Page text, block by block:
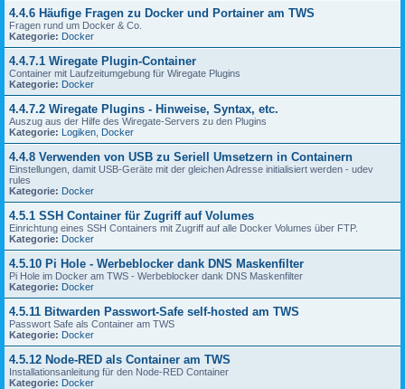
4.4.6 Häufige Fragen zu Docker und Portainer am TWS
Fragen rund um Docker & Co.
Kategorie: Docker
4.4.7.1 Wiregate Plugin-Container
Container mit Laufzeitumgebung für Wiregate Plugins
Kategorie: Docker
4.4.7.2 Wiregate Plugins - Hinweise, Syntax, etc.
Auszug aus der Hilfe des Wiregate-Servers zu den Plugins
Kategorie: Logiken Docker
4.4.8 Verwenden von USB zu Seriell Umsetzern in Containern
Einstellungen, damit USB-Geräte mit der gleichen Adresse initialisiert werden - udev
rules
Kategorie: Docker
4.5.1 SSH Container für Zugriff auf Volumes
Einrichtung eines SSH Containers mit Zugriff auf alle Docker Volumes über FTP.
Kategorie: Docker
4.5.10 Pi Hole - Werbeblocker dank DNS Maskenfilter
Pi Hole im Docker am TWS - Werbeblocker dank DNS Maskenfilter
Kategorie: Docker
4.5.11 Bitwarden Passwort-Safe self-hosted am TWS
Passwort Safe als Container am TWS
Kategorie: Docker
4.5.12 Node-RED als Container am TWS
Installationsanleitung für den Node-RED Container
Kategorie: Docker